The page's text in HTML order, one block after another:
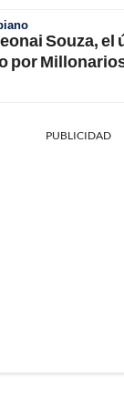
Souza, el
por
PUBLICIDAD